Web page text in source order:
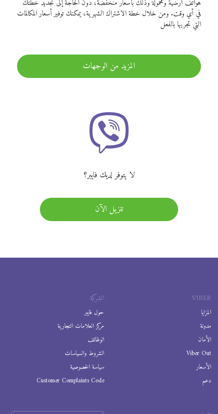
هواتف أرضية ومحمولة وذلك بأسعار منخفضة، دون الحاجة إلى تجديد خطتك
في أي وقت. ومن خلال خطة الاشتراك الشهرية، يمكنك توفير أسعار المكالمات
التي تجريها بالفعل
المزيد من الوجهات
لا يتوفر لديك فايبر؟
تنزيل الآن
VIBER
المزايا
مدونة
الأمان
Viber Out
الأسعار
دعم
الشركة
حول فايبر
مركز العلامات التجارية
الوظائف
الشروط والسياسات
سياسة الخصوصية
Customer Complaints Code